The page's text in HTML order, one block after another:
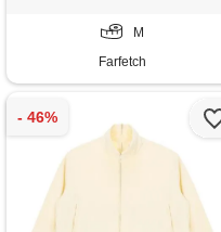
M
Farfetch